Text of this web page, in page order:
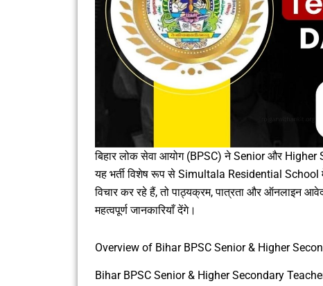
बिहार लोक सेवा आयोग (BPSC) ने Senior और Higher
यह भर्ती विशेष रूप से Simultala Residential School
विचार कर रहे हैं, तो पाठ्यक्रम, पात्रता और ऑनलाइन
महत्वपूर्ण जानकारियाँ देंगे।
Overview of Bihar BPSC Senior & Higher
Bihar BPSC Senior & Higher Secondary